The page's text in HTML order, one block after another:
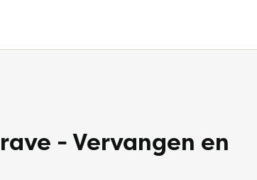
- Vervangen en